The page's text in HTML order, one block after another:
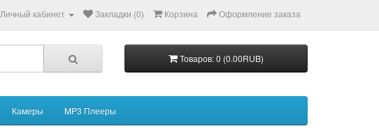
Личный кабинет Закладки (0) Корзина Оформление заказа
Товаров: 0 (0.00RUB)
Камеры MP3 Плееры